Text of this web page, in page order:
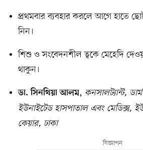
প্রথমবার ব্যবহার করলে আগে হাতে
নিন।
শিশু ও সংবেদনশীল ত্বকে মেহেদি
থাকুন।
ডা. সিনথিয়া আলম, কনসালট্যান্ট,
ইউনাইটেড হাসপাতাল এবং মেডিক্স,
কেয়ার, ঢাকা